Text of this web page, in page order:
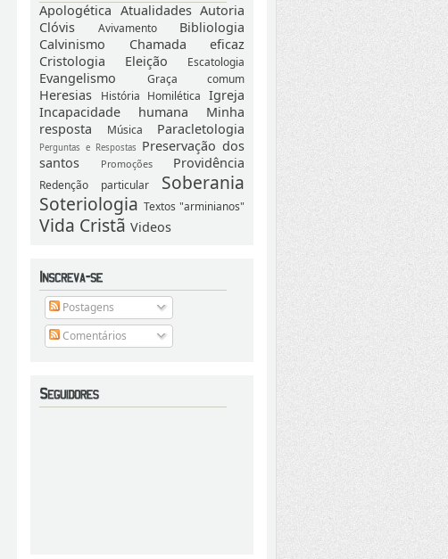
Apologética Atualidades Autoria
Clóvis
Avivamento
Bibliologia
Calvinismo
Chamada eficaz
Cristologia
Eleição Escatologia
Evangelismo Graça comum
Heresias História Homilética Igreja
Incapacidade humana
Minha
resposta
Música Paracletologia
Perguntas e Respostas
Preservação dos
santos
Promoções Providência
Redenção particular
Soberania
Soteriologia Textos "arminianos"
Vida Cristã Videos
Postagens
Comentários